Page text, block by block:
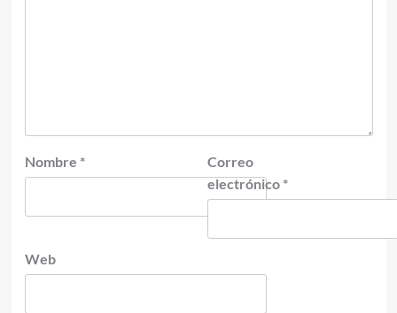
Nombre *
Correo
electrónico *
Web